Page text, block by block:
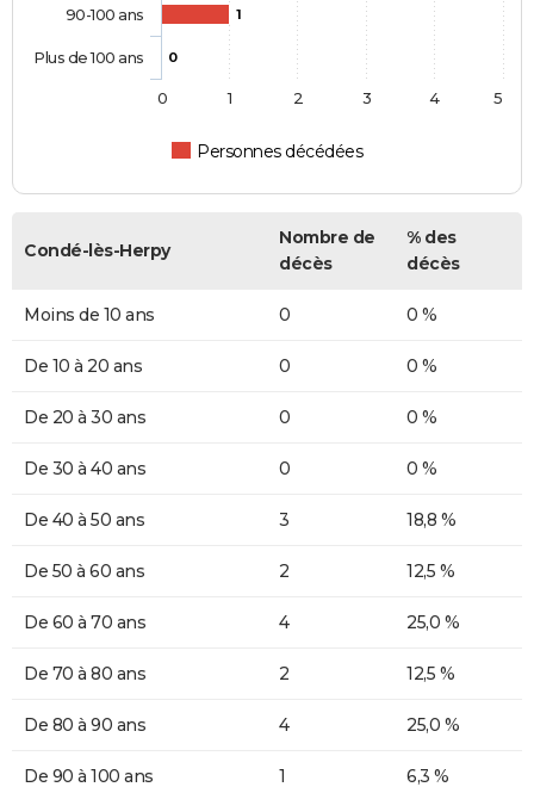
1
0
Personnes décédées
90-100 ans
Plus de 100 ans
0 1 2 3 4 5
Condé-lès-Herpy
Nombre de
décès
% des
décès
Moins de 10 ans 0 0 %
De 10 à 20 ans 0 0 %
De 20 à 30 ans 0 0 %
De 30 à 40 ans 0 0 %
De 40 à 50 ans 3 18,8 %
De 50 à 60 ans 2 12,5 %
De 60 à 70 ans 4 25,0 %
De 70 à 80 ans 2 12,5 %
De 80 à 90 ans 4 25,0 %
De 90 à 100 ans 1 6,3 %